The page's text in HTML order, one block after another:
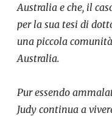
Australia e che, il
per la sua tesi di
una piccola
Australia.
Pur essendo
Judy continua a